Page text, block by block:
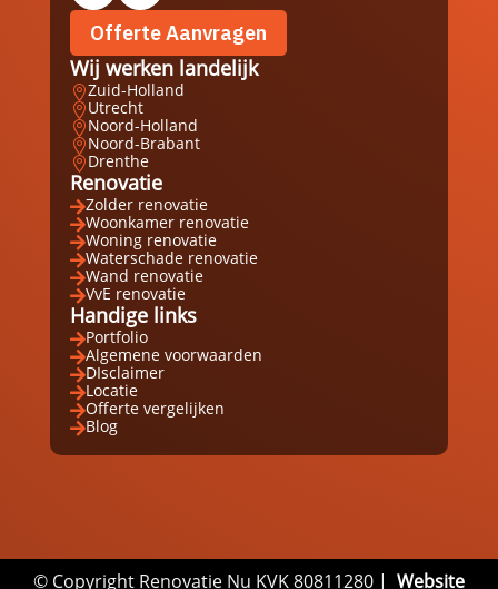
Offerte Aanvragen
Wij werken landelijk
Zuid-Holland
Utrecht
Noord-Holland
Noord-Brabant
Drenthe
Renovatie
Zolder renovatie
Woonkamer renovatie
Woning renovatie
Waterschade renovatie
Wand renovatie
VvE renovatie
Handige links
Portfolio
Algemene voorwaarden
DIsclaimer
Locatie
Offerte vergelijken
Blog
© Copyright Renovatie Nu KVK 80811280 | Website